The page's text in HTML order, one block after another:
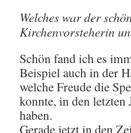
Welches war der
Kirchenvorsteherin
Schön fand ich es
Beispiel auch in der
welche Freude die
konnte, in den
haben.
Gerade jetzt in den